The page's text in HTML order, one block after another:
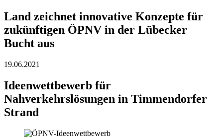
Land zeichnet innovative Konzepte für
zukünftigen ÖPNV in der Lübecker
Bucht aus
19.06.2021
Ideenwettbewerb für
Nahverkehrslösungen in Timmendorfer
Strand